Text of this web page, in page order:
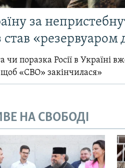
за
став «резервуаром
чи поразка Росії в Україні
«СВО» закінчилася»
НА СВОБОДІ